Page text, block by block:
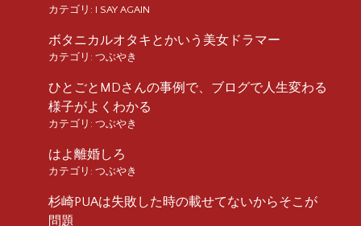
カテゴリ: I SAY AGAIN
ボタニカルオタキとかいう美女ドラマー
カテゴリ: つぶやき
ひとごとMDさんの事例で、ブログで人生変わる
様子がよくわかる
カテゴリ: つぶやき
はよ離婚しろ
カテゴリ: つぶやき
杉崎PUAは失敗した時の載せてないからそこが
問題